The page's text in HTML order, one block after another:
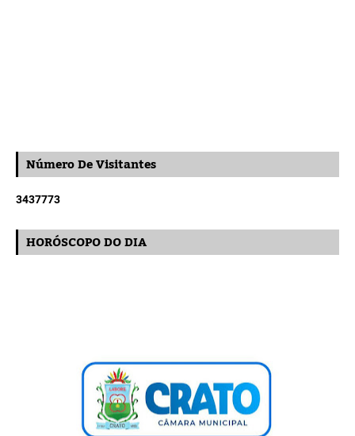
Número De Visitantes
3437773
HORÓSCOPO DO DIA